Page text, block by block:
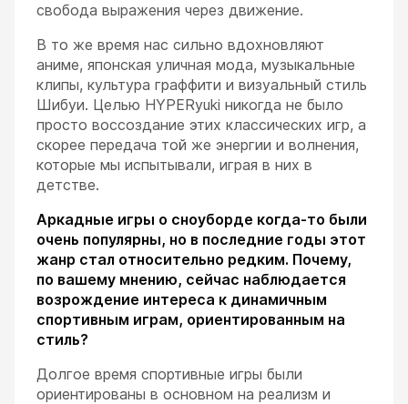
свобода выражения через движение.
В то же время нас сильно вдохновляют
аниме, японская уличная мода, музыкальные
клипы, культура граффити и визуальный стиль
Шибуи. Целью HYPERyuki никогда не было
просто воссоздание этих классических игр, а
скорее передача той же энергии и волнения,
которые мы испытывали, играя в них в
детстве.
Аркадные игры о сноуборде когда-то были
очень популярны, но в последние годы этот
жанр стал относительно редким. Почему,
по вашему мнению, сейчас наблюдается
возрождение интереса к динамичным
спортивным играм, ориентированным на
стиль?
Долгое время спортивные игры были
ориентированы в основном на реализм и